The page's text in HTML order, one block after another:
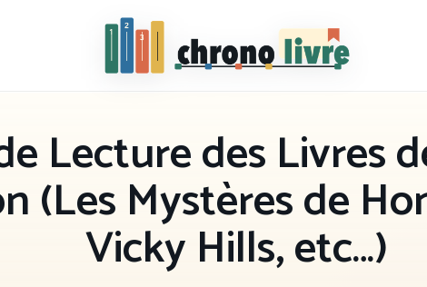
Chronolivre
Lecture des Livres
(Les Mystères de
Vicky Hills, etc…)